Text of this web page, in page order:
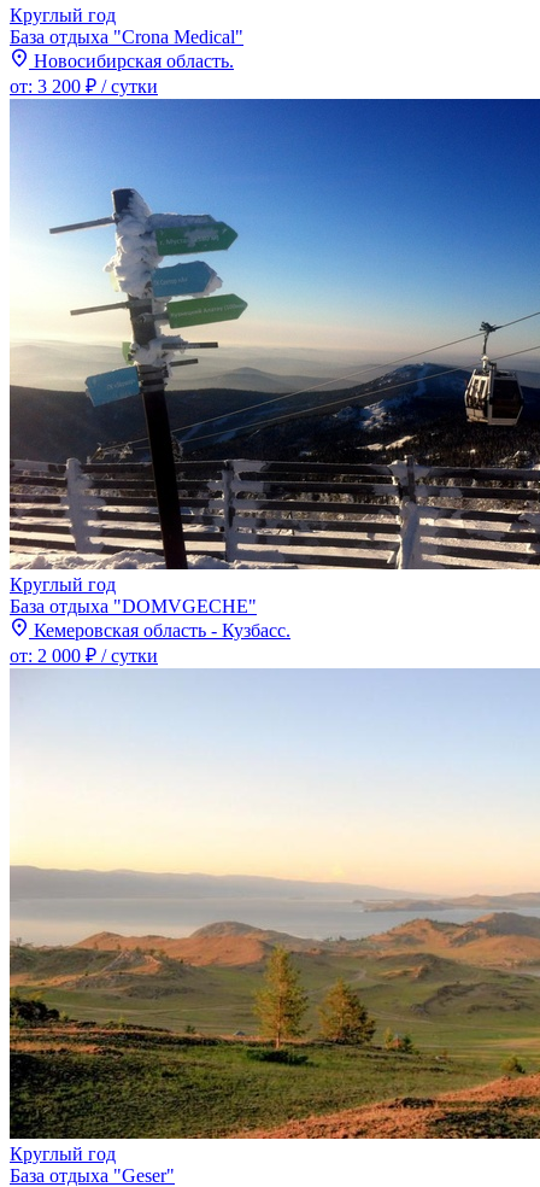
Круглый год
База отдыха "Crona Medical"
Новосибирская область.
от: 3 200 ₽ / сутки
Круглый год
База отдыха "DOMVGECHE"
Кемеровская область - Кузбасс.
от: 2 000 ₽ / сутки
Круглый год
База отдыха "Geser"